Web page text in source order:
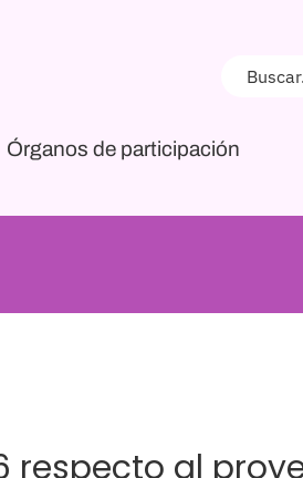
Órganos de participación
respecto al